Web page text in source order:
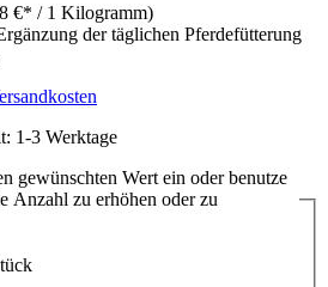
€* / 1 Kilogramm)
der täglichen Pferdefütterung
1-3 Werktage
gewünschten Wert ein oder benutze
Anzahl zu erhöhen oder zu